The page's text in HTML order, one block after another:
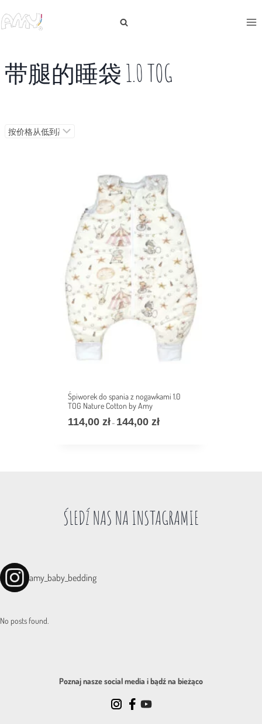
到
内
Śpiworek do spania z nogawkami 1.0
TOG Nature Cotton by Amy
114,00 zł– 144,00 zł价
带腿的睡袋 1.0 TOG
ŚLEDŹ NAS NA INSTAGRAMIE
amy_baby_bedding
No posts found.
Poznaj nasze social media i bądź na bieżąco